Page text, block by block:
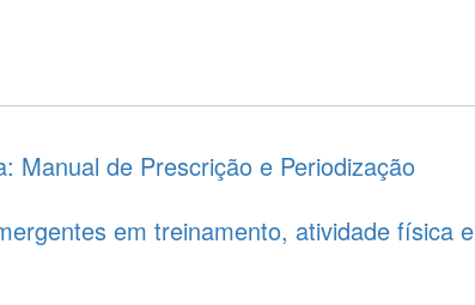
Manual de Prescrição e Periodização
em treinamento, atividade física e